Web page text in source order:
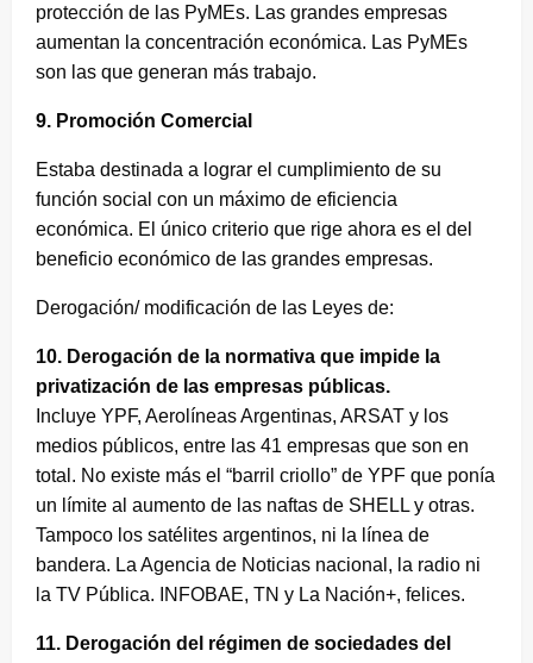
protección de las PyMEs. Las grandes empresas
aumentan la concentración económica. Las PyMEs
son las que generan más trabajo.
9. Promoción Comercial
Estaba destinada a lograr el cumplimiento de su
función social con un máximo de eficiencia
económica. El único criterio que rige ahora es el del
beneficio económico de las grandes empresas.
Derogación/ modificación de las Leyes de:
10. Derogación de la normativa que impide la
privatización de las empresas públicas.
Incluye YPF, Aerolíneas Argentinas, ARSAT y los
medios públicos, entre las 41 empresas que son en
total. No existe más el “barril criollo” de YPF que ponía
un límite al aumento de las naftas de SHELL y otras.
Tampoco los satélites argentinos, ni la línea de
bandera. La Agencia de Noticias nacional, la radio ni
la TV Pública. INFOBAE, TN y La Nación+, felices.
11. Derogación del régimen de sociedades del